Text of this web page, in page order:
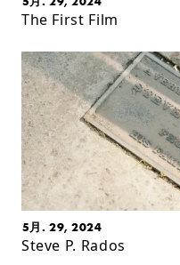
The First Film
5月. 29, 2024
Steve P. Rados